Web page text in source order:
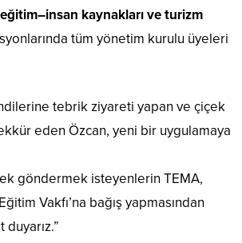
kaynakları ve turizm
tüm yönetim kurulu üyeleri
tebrik ziyareti yapan ve çiçek
eden Özcan, yeni bir uygulamaya
göndermek isteyenlerin TEMA,
Vakfı’na bağış yapmasından